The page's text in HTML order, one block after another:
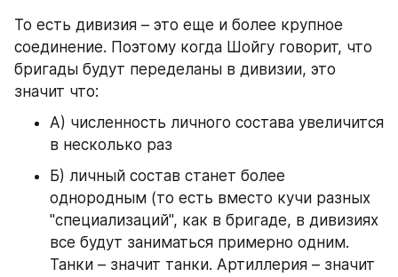
То есть дивизия – это еще и более крупное
соединение. Поэтому когда Шойгу говорит, что
бригады будут переделаны в дивизии, это
значит что:
А) численность личного состава увеличится
в несколько раз
Б) личный состав станет более
однородным (то есть вместо кучи разных
"специализаций", как в бригаде, в дивизиях
все будут заниматься примерно одним.
Танки – значит танки. Артиллерия – значит